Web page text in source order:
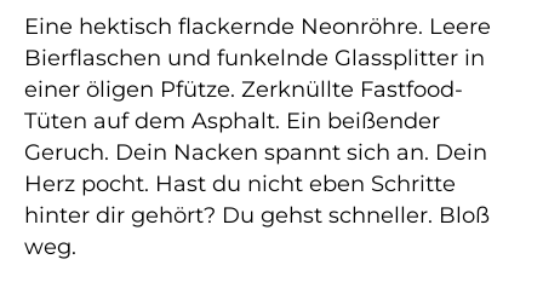
Eine hektisch flackernde Neonröhre. Leere
Bierflaschen und funkelnde Glassplitter in
einer öligen Pfütze. Zerknüllte Fastfood-
Tüten auf dem Asphalt. Ein beißender
Geruch. Dein Nacken spannt sich an. Dein
Herz pocht. Hast du nicht eben Schritte
hinter dir gehört? Du gehst schneller. Bloß
weg.